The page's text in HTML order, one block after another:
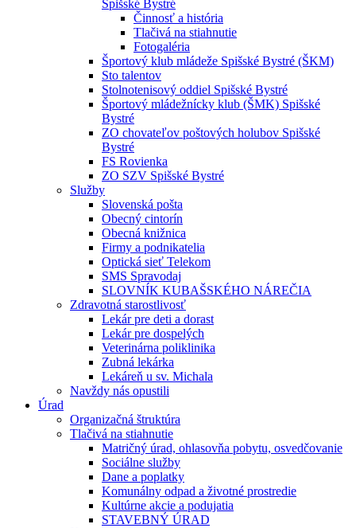
Spišské Bystré
Činnosť a história
Tlačivá na stiahnutie
Fotogaléria
Športový klub mládeže Spišské Bystré (ŠKM)
Sto talentov
Stolnotenisový oddiel Spišské Bystré
Športový mládežnícky klub (ŠMK) Spišské
Bystré
ZO chovateľov poštových holubov Spišské
Bystré
FS Rovienka
ZO SZV Spišské Bystré
Služby
Slovenská pošta
Obecný cintorín
Obecná knižnica
Firmy a podnikatelia
Optická sieť Telekom
SMS Spravodaj
SLOVNÍK KUBAŠSKÉHO NÁREČIA
Zdravotná starostlivosť
Lekár pre deti a dorast
Lekár pre dospelých
Veterinárna poliklinika
Zubná lekárka
Lekáreň u sv. Michala
Navždy nás opustili
Úrad
Organizačná štruktúra
Tlačivá na stiahnutie
Matričný úrad, ohlasovňa pobytu, osvedčovanie
Sociálne služby
Dane a poplatky
Komunálny odpad a životné prostredie
Kultúrne akcie a podujatia
STAVEBNÝ ÚRAD